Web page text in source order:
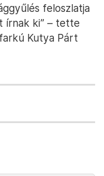
feloszlatja
írnak ki” – tette
Kutya Párt